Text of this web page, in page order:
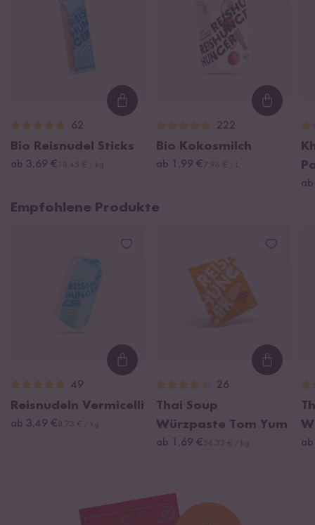
Loading...
62
Bio Reisnudel Sticks
ab 3,69 €
222
Bio Kokosmilch
ab 1,99 €
Empfohlene Produkte
Loading...
49
Reisnudeln Vermicelli
ab 3,49 €
26
Thai Soup
Würzpaste Tom Yum
ab 1,69 €